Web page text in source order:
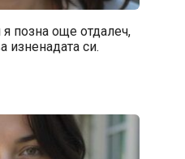
позна още отдалеч,
изненадата си.